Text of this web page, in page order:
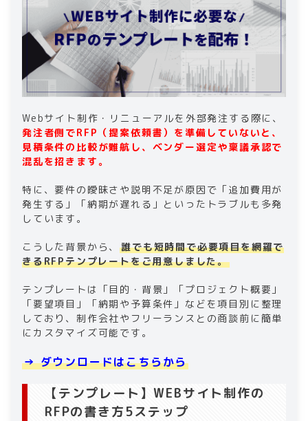
5-2. リソースの無駄がない
5-3. トラブル対応がスムーズ
6. WEBサイトの運用保守なら「デジえもん」が
おすすめ
7.
まとめ｜WEBサイト制作に必要なRFPテンプ
レートを配布
Webサイト制作・リニューアルを外部発注する際に、
発注者側でRFP（提案依頼書）を準備していないと、
見積条件の比較が難航し、ベンダー選定や稟議承認で
混乱を招きます。
特に、要件の曖昧さや説明不足が原因で「追加費用が
発生する」「納期が遅れる」といったトラブルも多発
しています。
こうした背景から、誰でも短時間で必要項目を網羅で
きるRFPテンプレートをご用意しました。
テンプレートは「目的・背景」「プロジェクト概要」
「要望項目」「納期や予算条件」などを項目別に整理
しており、制作会社やフリーランスとの商談前に簡単
にカスタマイズ可能です。
→ ダウンロードはこちらから
【テンプレート】WEBサイト制作の
RFPの書き方5ステップ